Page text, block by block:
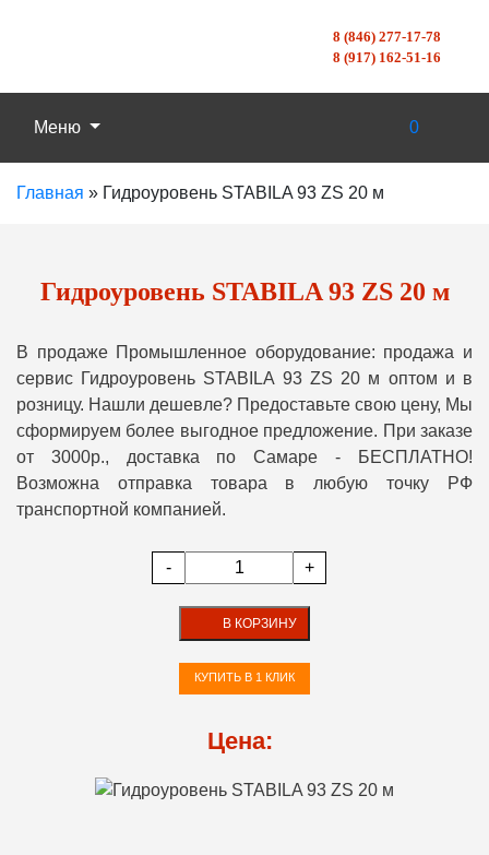
8 (846) 277-17-78
8 (917) 162-51-16
Меню 0
Главная » Гидроуровень STABILA 93 ZS 20 м
Гидроуровень STABILA 93 ZS 20 м
В продаже Промышленное оборудование: продажа и
сервис Гидроуровень STABILA 93 ZS 20 м оптом и в
розницу. Нашли дешевле? Предоставьте свою цену, Мы
сформируем более выгодное предложение. При заказе
от 3000р., доставка по Самаре - БЕСПЛАТНО!
Возможна отправка товара в любую точку РФ
транспортной компанией.
- +
В КОРЗИНУ
КУПИТЬ В 1 КЛИК
Цена: